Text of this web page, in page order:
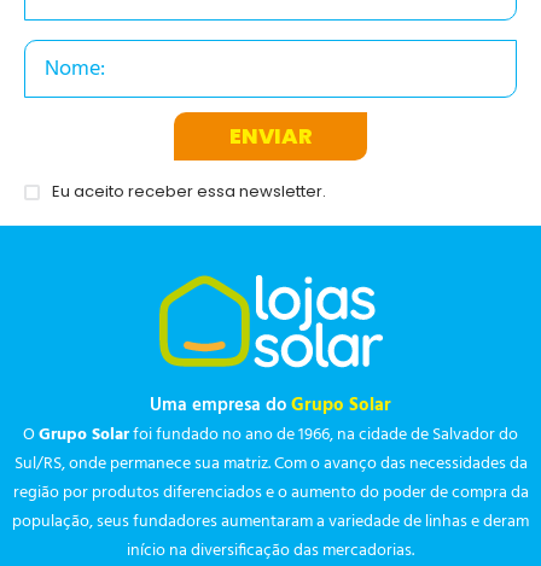
ENVIAR
Eu aceito receber essa newsletter.
Uma empresa doGrupo Solar
OGrupo Solarfoi fundado no ano de 1966, na cidade de Salvador do
Sul/RS, onde permanece sua matriz. Com o avanço das necessidades da
região por produtos diferenciados e o aumento do poder de compra da
população, seus fundadores aumentaram a variedade de linhas e deram
início na diversificação das mercadorias.